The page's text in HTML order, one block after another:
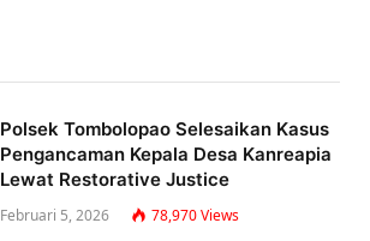
Polsek Tombolopao Selesaikan Kasus
Pengancaman Kepala Desa Kanreapia
Lewat Restorative Justice
Februari 5, 2026 78,970Views